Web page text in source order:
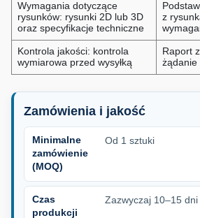
Wymagania dotyczące
rysunków: rysunki 2D lub 3D
oraz specyfikacje techniczne
z
Kontrola jakości: kontrola
wymiarowa przed wysyłką
Raport
żądanie
Zamówienia i jakość
Minimalne
zamówienie
(MOQ)
Od 1 sztuki
Czas
produkcji
Zazwyczaj 10–15 dni